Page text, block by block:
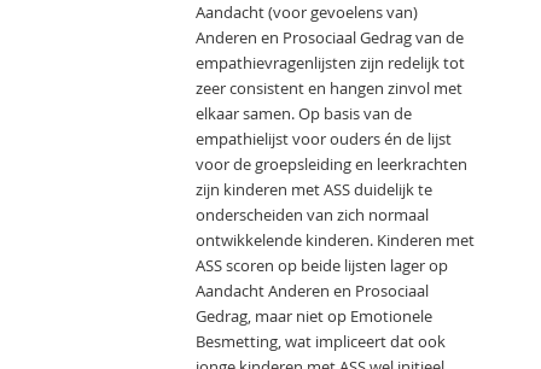
Aandacht (voor gevoelens van)
Anderen en Prosociaal Gedrag van de
empathievragenlijsten zijn redelijk tot
zeer consistent en hangen zinvol met
elkaar samen. Op basis van de
empathielijst voor ouders én de lijst
voor de groepsleiding en leerkrachten
zijn kinderen met ASS duidelijk te
onderscheiden van zich normaal
ontwikkelende kinderen. Kinderen met
ASS scoren op beide lijsten lager op
Aandacht Anderen en Prosociaal
Gedrag, maar niet op Emotionele
Besmetting, wat impliceert dat ook